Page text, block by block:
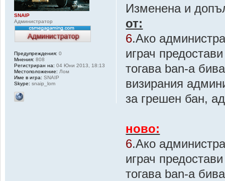
Изменена и
от:
6.Ако
играч
тогава ban-a
визирания
за грешен бан,
ново:
6.Ако
играч
тогава ban-a
SNAIP
Администратор
Предупреждения: 0
Мнения: 808
Регистриран на: 04 Юни 2013, 18:13
Местоположение: Лом
Име в игра: SNAIP
Skype: snaip_lom